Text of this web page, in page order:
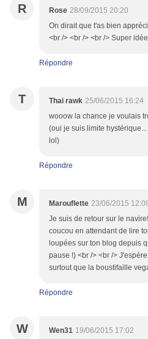
R Rose 28/09/2015 20:20
On dirait que t'as bien
<br /> <br /> <br /> Super
Répondre
T Thai rawk 25/06/2015 16:24
wooow la chance je voulais
(oui je suis limite
lol)
Répondre
M Marouflette 23/06/2015
Je suis de retour sur le
coucou en attendant de lire
loupées sur ton blog depuis
pause !) <br /> <br />
surtout que la boustifaille
Répondre
W Wen31 19/06/2015 17:02